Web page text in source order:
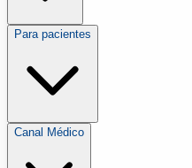
Para pacientes
Canal Médico